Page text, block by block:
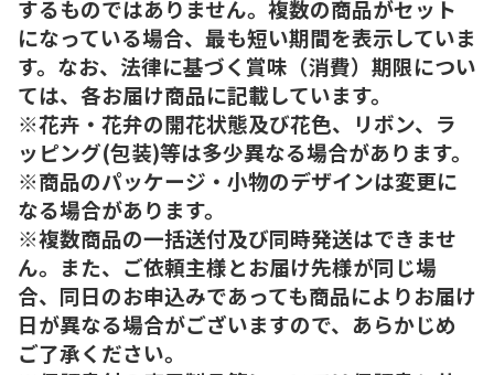
するものではありません。複数の商品がセット
になっている場合、最も短い期間を表示していま
す。なお、法律に基づく賞味（消費）期限につい
ては、各お届け商品に記載しています。
※花卉・花弁の開花状態及び花色、リボン、ラ
ッピング(包装)等は多少異なる場合があります。
※商品のパッケージ・小物のデザインは変更に
なる場合があります。
※複数商品の一括送付及び同時発送はできませ
ん。また、ご依頼主様とお届け先様が同じ場
合、同日のお申込みであっても商品によりお届け
日が異なる場合がございますので、あらかじめ
ご了承ください。